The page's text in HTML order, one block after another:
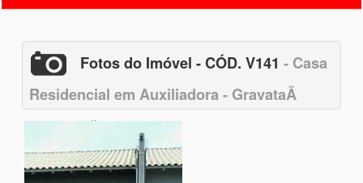
Fotos do Imóvel - CÓD. V141 - Casa
Residencial em Auxiliadora - GravataÃ­